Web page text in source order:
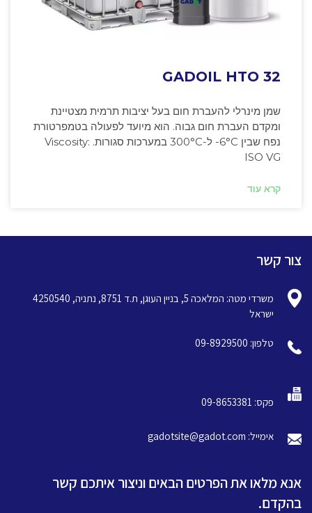
GADOIL HTO 32
שמן מינרלי להעברת חום בעל יציבות תרמית מצטיינת
ומקדם העברת חום גבוה. הוא מיועד לפעולה בטמפרטורת
נפח שבין ‎-6°C ל-300°C במערכות סגורות. Viscosity:
ISO VG
קרא עוד
צור קשר
משרדי מטה: המלאכה 5, בניין העוגן, ת.ד 8751, נתניה, 4250540
ישראל
טלפון: 09-8929500
פקס: 09-8653381
אימייל: gadotsite@gadot.com
אנא מלאו את הפרטים הבאים וניצור איתכם קשר
בהקדם.